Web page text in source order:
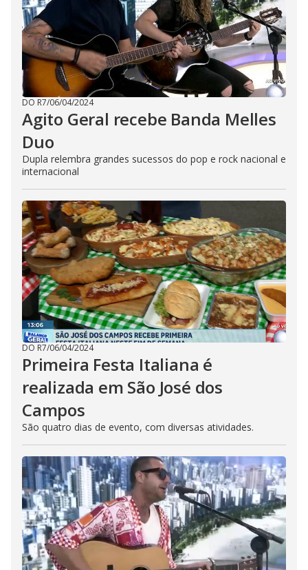
DO R7/06/04/2024
Agito Geral recebe Banda Melles
Duo
Dupla relembra grandes sucessos do pop e rock nacional e
internacional
DO R7/06/04/2024
Primeira Festa Italiana é
realizada em São José dos
Campos
São quatro dias de evento, com diversas atividades.